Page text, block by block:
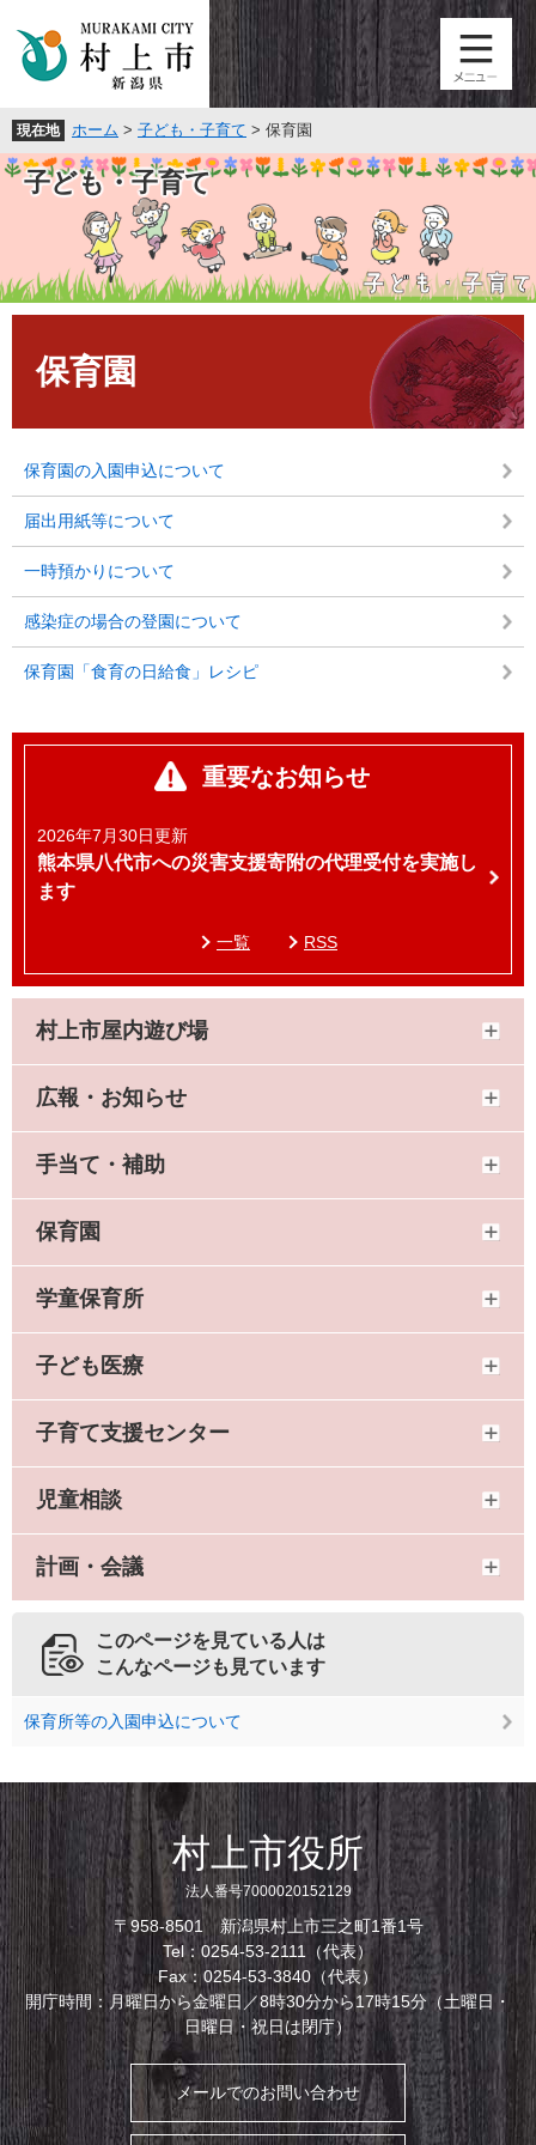
頭
で
飛
ば
へ
現在地 ホーム > 子ども・子育て > 保育園
子ども・子育て
保育園
保育園の入園申込について
届出用紙等について
一時預かりについて
感染症の場合の登園について
保育園「食育の日給食」レシピ
重要なお知らせ
2026年7月30日更新
熊本県八代市への災害支援寄附の代理受付を実施し
ます
一覧 RSS
村上市屋内遊び場
広報・お知らせ
手当て・補助
保育園
学童保育所
子ども医療
子育て支援センター
児童相談
計画・会議
このページを見ている人は
こんなページも見ています
保育所等の入園申込について
村上市役所
法人番号7000020152129
〒958-8501 新潟県村上市三之町1番1号
Tel：0254-53-2111（代表）
Fax：0254-53-3840（代表）
開庁時間：月曜日から金曜日／8時30分から17時15分（土曜日・
日曜日・祝日は閉庁）
メールでのお問い合わせ